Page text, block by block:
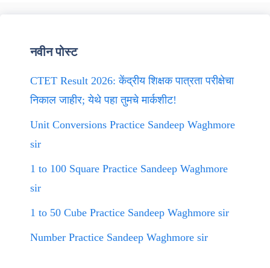
नवीन पोस्ट
CTET Result 2026: केंद्रीय शिक्षक पात्रता परीक्षेचा
निकाल जाहीर; येथे पहा तुमचे मार्कशीट!
Unit Conversions Practice Sandeep Waghmore
sir
1 to 100 Square Practice Sandeep Waghmore
sir
1 to 50 Cube Practice Sandeep Waghmore sir
Number Practice Sandeep Waghmore sir